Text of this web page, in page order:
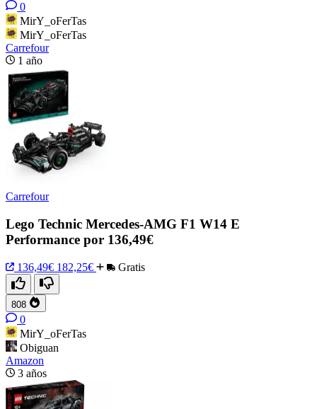
0
MirY_oFerTas
MirY_oFerTas
Carrefour
1 año
Carrefour
Lego Technic Mercedes-AMG F1 W14 E
Performance por 136,49€
136,49€ 182,25€ Gratis
808
0
MirY_oFerTas
Obiguan
Amazon
3 años